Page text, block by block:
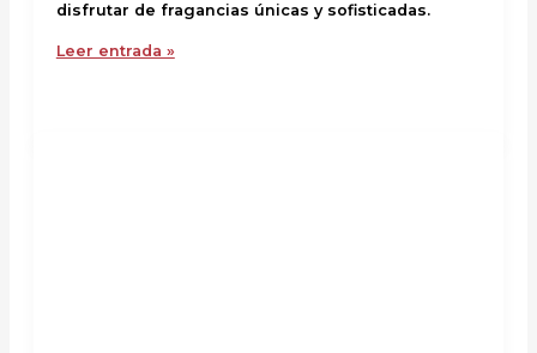
disfrutar de fragancias únicas y sofisticadas.
Leer entrada »